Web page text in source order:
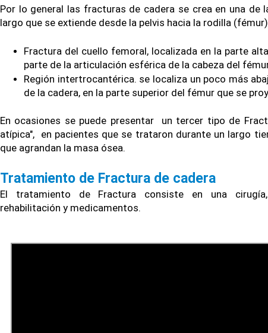
Por lo general las fracturas de cadera se crea en una de
largo que se extiende desde la pelvis hacia la rodilla
Fractura del cuello femoral, localizada en la parte
parte de la articulación esférica de la cabeza del
Región intertrocantérica. se localiza un poco más
de la cadera, en la parte superior del fémur que se
En ocasiones se puede presentar  un tercer tipo de
atípica",  en pacientes que se trataron durante un largo
que agrandan la masa ósea.
Tratamiento de Fractura de cadera
El tratamiento de Fractura consiste en una
rehabilitación y medicamentos.